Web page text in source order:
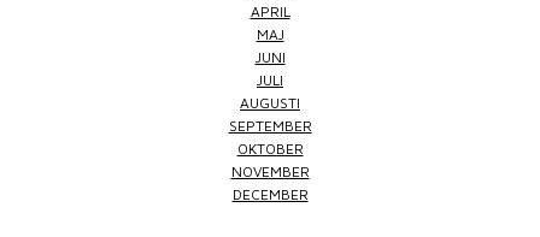
APRIL
MAJ
JUNI
JULI
AUGUSTI
SEPTEMBER
OKTOBER
NOVEMBER
DECEMBER